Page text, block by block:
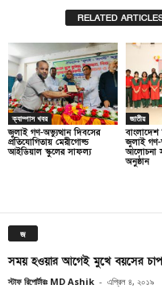
RELATED
ক্যাম্পাস খবর
জুলাই গণ-অভ্যুত্থান দিবসের
প্রতিযোগিতায় মেরীগোল্ড
আইডিয়াল স্কুলের সাফল্য
জাতীয়
জুলাই গণ-
আলোচনা
অনুষ্ঠান
জ
সময় হওয়ার আগেই মুখে বয়সের
স্টাফ রিপোর্টারঃ MD Ashik - এপ্রিল ৪, ২০১৯